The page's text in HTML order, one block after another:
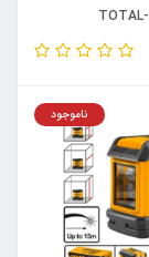
دیجیتال توتال TOTAL-
ناموجود